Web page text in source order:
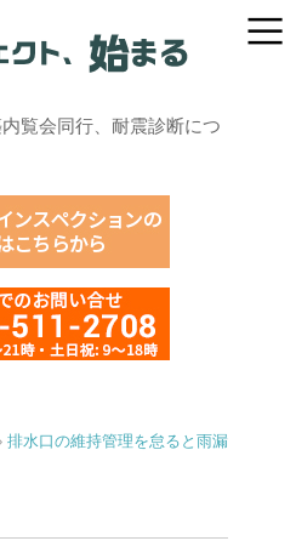
覧会同行、耐震診断につ
› 排水口の維持管理を怠ると雨漏